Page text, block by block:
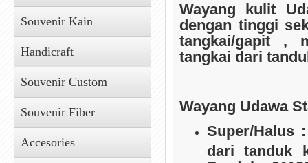
Souvenir Kain
Handicraft
Souvenir Custom
Souvenir Fiber
Accesories
Wayang kulit
dengan tinggi
tangkai/gapit ,
tangkai dari
Wayang Udawa
Super/Halus
dari tanduk